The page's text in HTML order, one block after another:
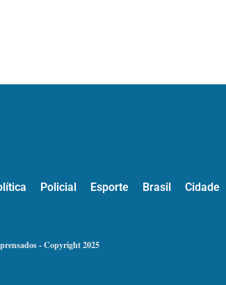
Policial Esporte Brasil Cidade
- Copyright 2025